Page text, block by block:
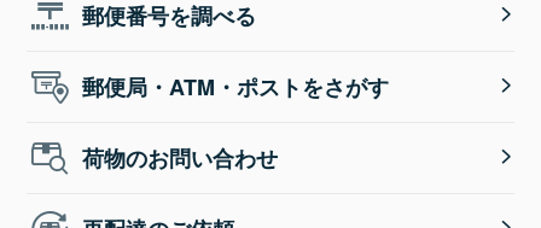
郵便番号を調べる
郵便局・ATM・ポストをさがす
荷物のお問い合わせ